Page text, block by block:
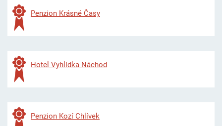
Penzion Krásné Časy
Hotel Vyhlídka Náchod
Penzion Kozí Chlívek